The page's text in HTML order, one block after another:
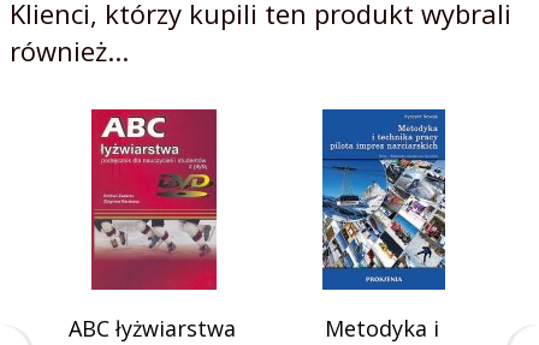
Klienci, którzy kupili ten produkt wybrali
również...
ABC łyżwiarstwa
Metodyka i